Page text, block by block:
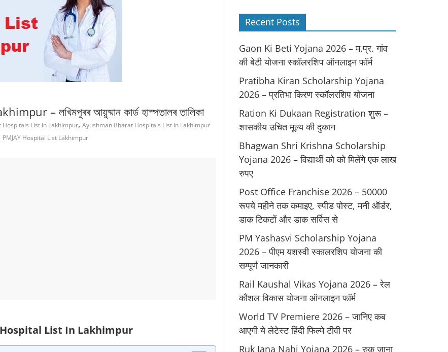
– লখিমপুৰৰ আয়ুষ্মান কাৰ্ড হাস্পতালৰ তালিকা
List in Lakhimpur, Ayushman Bharat Hospitals List in Lakhimpur
PMJAY Hospital List Lakhimpur
Hospital List In Lakhimpur
Recent Posts
Gaon Ki Beti Yojana 2026 – म.प्र. गांव
की बेटी योजना स्कॉलरशिप ऑनलाइन फॉर्म
Pratibha Kiran Scholarship Yojana
2026 – प्रतिभा किरण स्कॉलरशिप योजना
Ration Ki Dukaan Registration शुरू –
शासकीय उचित मूल्य की दुकान
Bhagwan Shri Krishna Scholarship
Yojana 2026 – विद्यार्थी को को मिलेंगे एक लाख
रुपए
Post Office Franchise 2026 – 50000
रूपये महीने तक कमाइए, स्पीड पोस्ट, मनी ऑर्डर,
डाक टिकटों और डाक सर्विस से
PM Yashasvi Scholarship Yojana
2026 – पीएम यशस्वी स्कालरशिप योजना की
सम्पूर्ण जानकारी
Rail Kaushal Vikas Yojana 2026 – रेल
कौशल विकास योजना ऑनलाइन फॉर्म
World TV Premiere 2026 – जानिए कब
आएगी ये लेटेस्ट हिंदी फिल्मे टीवी पर
Ruk Jana Nahi Yojana 2026 – रुक जाना